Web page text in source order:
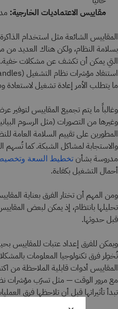
مقاييس الاعتماديات الخارجية:
المقاييس الشائعة مثل استخدام
التي يمكن أن تكشف عن مشكلات خفية.
ما يتطلب الأمر إعادة تشغيل لاستعادة
وغالباً ما يتم تجميع المقاييس
وغيرها من التصورات (مثل الرسوم
المطورين على تقييم السلامة العامة
والاستجابة لمشاكل الشبكة. كما تُسهم
مدروسة بشأن تخطيط السعة
أحمال التشغيل بكفاءة.
ومن المهم أن تختار الفرق بعناية
تحليلها بانتظام، إذ يمكن لبعض
قبل حدوثها.
ويمكن للفرق إعداد عتبات للمقاييس
تُخطِر فرق تكنولوجيا المعلومات
المقاييس أدوات قابلية الملاحظة من
تبدأ تأثيراتها قبل أن تلاحظها فرق